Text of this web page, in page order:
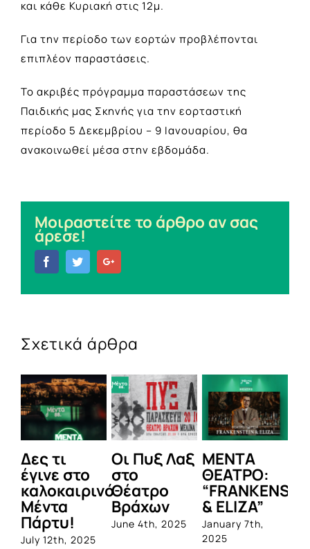
και κάθε Κυριακή στις 12μ.
Για την περίοδο των εορτών προβλέπονται
επιπλέον παραστάσεις.
Το ακριβές πρόγραμμα παραστάσεων της
Παιδικής μας Σκηνής για την εορταστική
περίοδο 5 Δεκεμβρίου – 9 Ιανουαρίου, θα
ανακοινωθεί μέσα στην εβδομάδα.
Μοιραστείτε το άρθρο αν σας
άρεσε!
FacebookTwitter
Σχετικά άρθρα
Δες τι
έγινε στο
καλοκαιρινό
Μέντα
Πάρτυ!
July 12th, 2025
Οι Πυξ Λαξ
στο
Θέατρο
Βράχων
June 4th, 2025
ΜΕΝΤΑ
ΘΕΑΤΡΟ:
& ELIZA”
January 7th,
2025